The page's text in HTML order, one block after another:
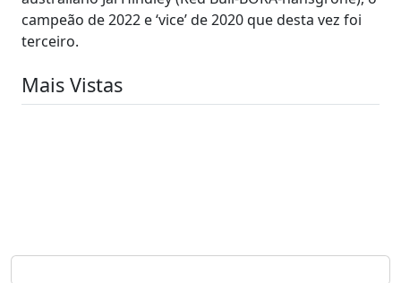
campeão de 2022 e ‘vice’ de 2020 que desta vez foi
terceiro.
Mais Vistas